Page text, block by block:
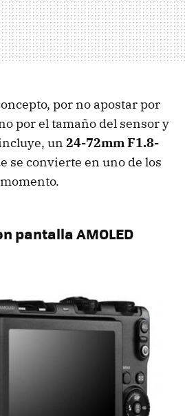
por no apostar por
por el tamaño del sensor y
un 24-72mm F1.8-
se convierte en uno de los
pantallaAMOLED